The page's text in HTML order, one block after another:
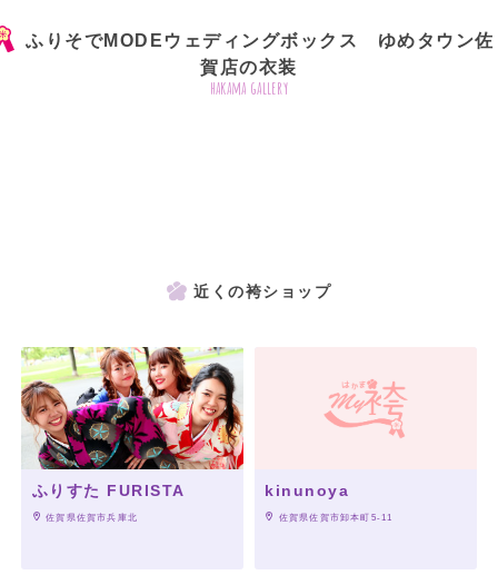
ふりそでMODEウェディングボックス ゆめタウン佐
賀店の衣装
hakama gallery
近くの袴ショップ
ふりすた FURISTA
佐賀県佐賀市兵庫北
kinunoya
佐賀県佐賀市卸本町5-11